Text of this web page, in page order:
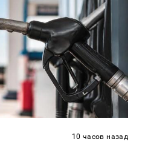
10 часов назад